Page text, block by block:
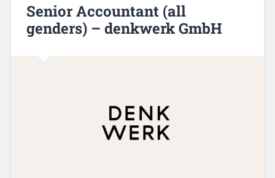
Senior Accountant (all
genders) – denkwerk GmbH